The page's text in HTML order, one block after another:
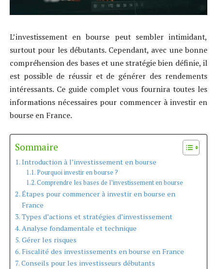
L’investissement en bourse peut sembler intimidant,
surtout pour les débutants. Cependant, avec une bonne
compréhension des bases et une stratégie bien définie, il
est possible de réussir et de générer des rendements
intéressants. Ce guide complet vous fournira toutes les
informations nécessaires pour commencer à investir en
bourse en France.
Sommaire
Introduction à l’investissement en bourse
Pourquoi investir en bourse ?
Comprendre les bases de l’investissement en bourse
Étapes pour commencer à investir en bourse en
France
Types d’actions et stratégies d’investissement
Analyse fondamentale et technique
Gérer les risques
Fiscalité des investissements en bourse en France
Conseils pour les investisseurs débutants